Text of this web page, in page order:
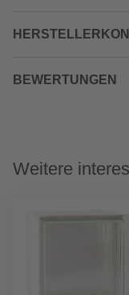
BEWERTUNGEN
Weitere